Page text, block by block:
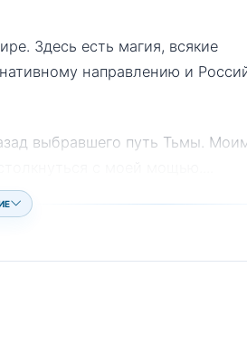
Здесь есть магия, всякие
направлению и
выбравшего путь Тьмы.